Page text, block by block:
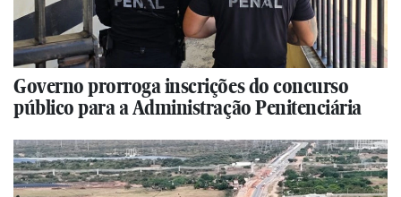
Governo prorroga inscrições do concurso
público para a Administração Penitenciária